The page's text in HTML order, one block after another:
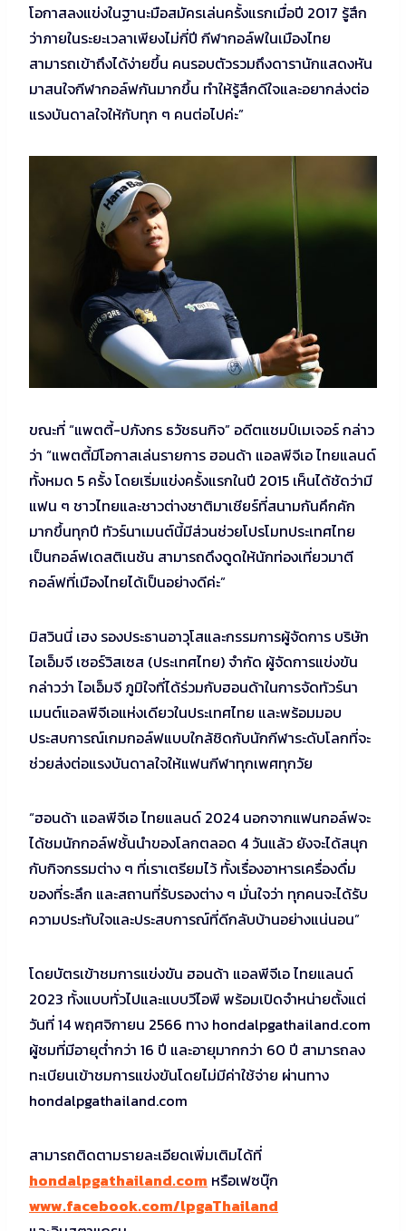
โอกาสลงแข่งในฐานะมือสมัครเล่นครั้งแรกเมื่อปี 2017 รู้สึก
ว่าภายในระยะเวลาเพียงไม่กี่ปี กีฬากอล์ฟในเมืองไทย
สามารถเข้าถึงได้ง่ายขึ้น คนรอบตัวรวมถึงดารานักแสดงหัน
มาสนใจกีฬากอล์ฟกันมากขึ้น ทำให้รู้สึกดีใจและอยากส่งต่อ
แรงบันดาลใจให้กับทุก ๆ คนต่อไปค่ะ”
ขณะที่ “แพตตี้-ปภังกร ธวัชธนกิจ” อดีตแชมป์เมเจอร์ กล่าว
ว่า “แพตตี้มีโอกาสเล่นรายการ ฮอนด้า แอลพีจีเอ ไทยแลนด์
ทั้งหมด 5 ครั้ง โดยเริ่มแข่งครั้งแรกในปี 2015 เห็นได้ชัดว่ามี
แฟน ๆ ชาวไทยและชาวต่างชาติมาเชียร์ที่สนามกันคึกคัก
มากขึ้นทุกปี ทัวร์นาเมนต์นี้มีส่วนช่วยโปรโมทประเทศไทย
เป็นกอล์ฟเดสติเนชัน สามารถดึงดูดให้นักท่องเที่ยวมาตี
กอล์ฟที่เมืองไทยได้เป็นอย่างดีค่ะ”
มิสวินนี่ เฮง รองประธานอาวุโสและกรรมการผู้จัดการ บริษัท
ไอเอ็มจี เซอร์วิสเซส (ประเทศไทย) จำกัด ผู้จัดการแข่งขัน
กล่าวว่า ไอเอ็มจี ภูมิใจที่ได้ร่วมกับฮอนด้าในการจัดทัวร์นา
เมนต์แอลพีจีเอแห่งเดียวในประเทศไทย และพร้อมมอบ
ประสบการณ์เกมกอล์ฟแบบใกล้ชิดกับนักกีฬาระดับโลกที่จะ
ช่วยส่งต่อแรงบันดาลใจให้แฟนกีฬาทุกเพศทุกวัย
“ฮอนด้า แอลพีจีเอ ไทยแลนด์ 2024 นอกจากแฟนกอล์ฟจะ
ได้ชมนักกอล์ฟชั้นนำของโลกตลอด 4 วันแล้ว ยังจะได้สนุก
กับกิจกรรมต่าง ๆ ที่เราเตรียมไว้ ทั้งเรื่องอาหารเครื่องดื่ม
ของที่ระลึก และสถานที่รับรองต่าง ๆ มั่นใจว่า ทุกคนจะได้รับ
ความประทับใจและประสบการณ์ที่ดีกลับบ้านอย่างแน่นอน”
โดยบัตรเข้าชมการแข่งขัน ฮอนด้า แอลพีจีเอ ไทยแลนด์
2023 ทั้งแบบทั่วไปและแบบวีไอพี พร้อมเปิดจำหน่ายตั้งแต่
วันที่ 14 พฤศจิกายน 2566 ทาง hondalpgathailand.com
ผู้ชมที่มีอายุต่ำกว่า 16 ปี และอายุมากกว่า 60 ปี สามารถลง
ทะเบียนเข้าชมการแข่งขันโดยไม่มีค่าใช้จ่าย ผ่านทาง
hondalpgathailand.com
สามารถติดตามรายละเอียดเพิ่มเติมได้ที่
hondalpgathailand.com หรือเฟซบุ๊ก
www.facebook.com/lpgaThailand